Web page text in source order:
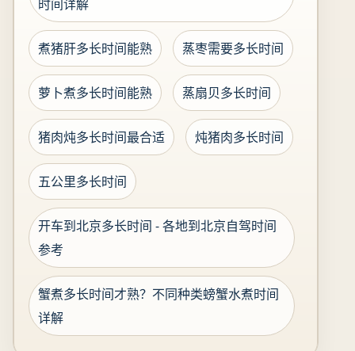
时间详解
煮猪肝多长时间能熟 蒸枣需要多长时间
萝卜煮多长时间能熟 蒸扇贝多长时间
猪肉炖多长时间最合适 炖猪肉多长时间
五公里多长时间
开车到北京多长时间 - 各地到北京自驾时间
参考
蟹煮多长时间才熟？不同种类螃蟹水煮时间
详解